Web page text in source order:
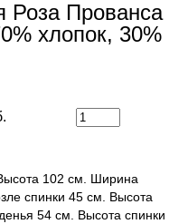
Роза Прованса
хлопок, 30%
102 см. Ширина
спинки 45 см. Высота
54 см. Высота спинки